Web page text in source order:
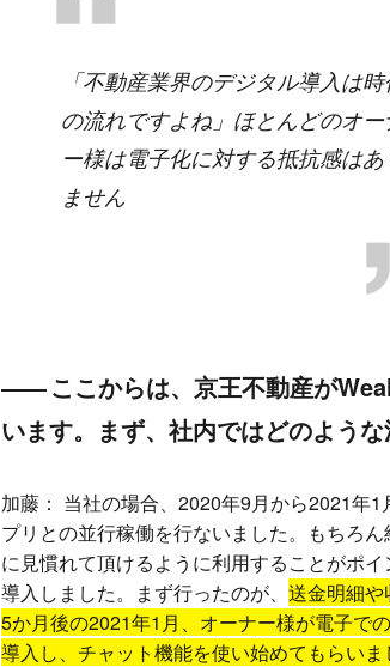
「不動産業界のデジタル導入は
の流れですよね」ほとんどのオー
ー様は電子化に対する抵抗感はあ
ません
ここからは、京王不動産が
います。まず、社内ではどのよう
加藤： 当社の場合、2020年9月から2021年
プリとの並行稼働を行ないました。もちろ
に見慣れて頂けるように利用することがポ
導入しました。まず行ったのが、 送金明細
5か月後の2021年1月、オーナー様が電子で
導入し、チャット機能を使い始めてもらいま